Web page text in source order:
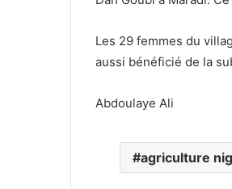
Les 29 femmes du
aussi bénéficié de la
Abdoulaye Ali
agriculture